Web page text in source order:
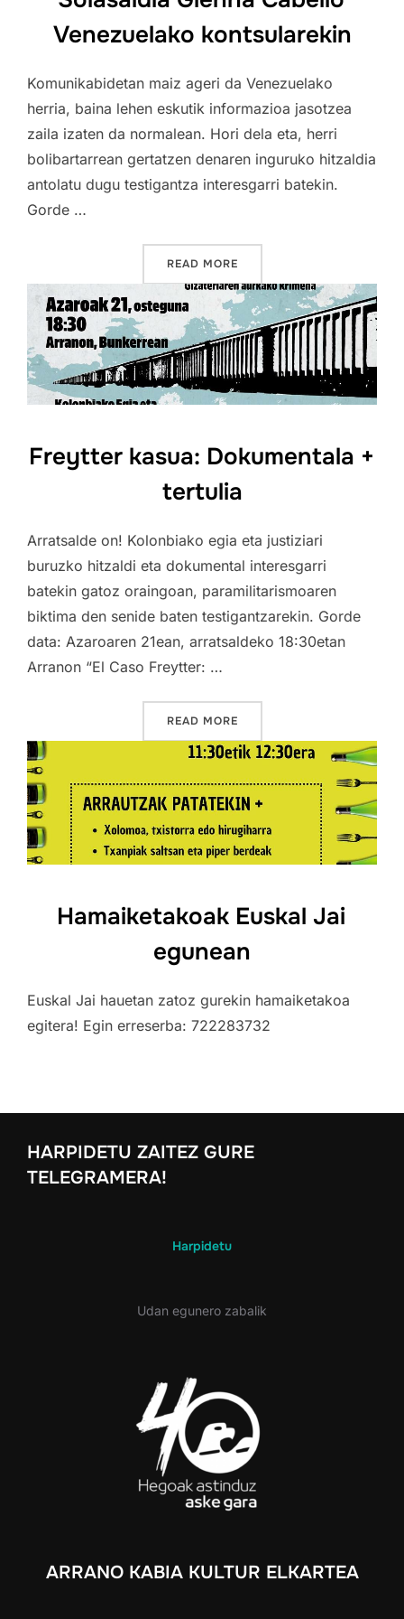
Venezuelako kontsularekin
Komunikabidetan maiz ageri da Venezuelako
herria, baina lehen eskutik informazioa jasotzea
zaila izaten da normalean. Hori dela eta, herri
bolibartarrean gertatzen denaren inguruko hitzaldia
antolatu dugu testigantza interesgarri batekin.
Gorde …
READ MORE“SOLASALDIA GLENNA
Freytter kasua: Dokumentala +
tertulia
Arratsalde on! Kolonbiako egia eta justiziari
buruzko hitzaldi eta dokumental interesgarri
batekin gatoz oraingoan, paramilitarismoaren
biktima den senide baten testigantzarekin. Gorde
data: Azaroaren 21ean, arratsaldeko 18:30etan
Arranon “El Caso Freytter: …
READ MORE“FREYTTER KASUA:
Hamaiketakoak Euskal Jai
egunean
Euskal Jai hauetan zatoz gurekin hamaiketakoa
egitera! Egin erreserba: 722283732
HARPIDETU ZAITEZ GURE
TELEGRAMERA!
Harpidetu
Udan egunero zabalik
ARRANO KABIA KULTUR ELKARTEA